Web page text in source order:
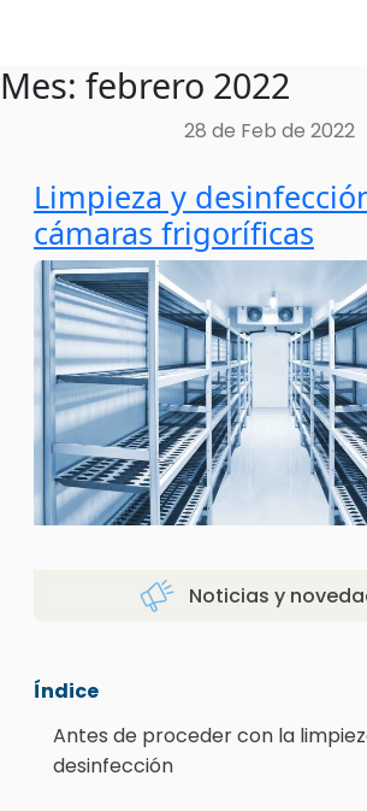
Skip
to
Mes: febrero 2022
28 de Feb de 2022
Limpieza y
cámaras frigoríficas
Noticias y
Índice
Antes de proceder con la
desinfección